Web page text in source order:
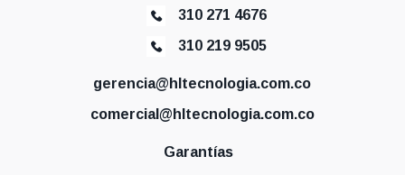
310 271 4676
310 219 9505
gerencia@hltecnologia.com.co
comercial@hltecnologia.com.co
Garantías